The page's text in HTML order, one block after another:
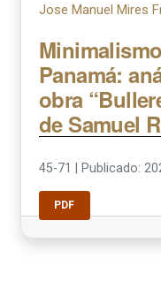
Jose Manuel Mires
Panamá:
obra
de Samuel
45-71 Publicado:
PDF